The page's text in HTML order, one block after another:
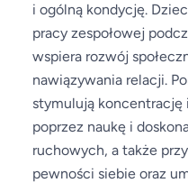
i ogólną kondycję.
pracy zespołowej
wspiera rozwój
nawiązywania relacji.
stymulują
poprzez naukę i
ruchowych, a także
pewności siebie oraz